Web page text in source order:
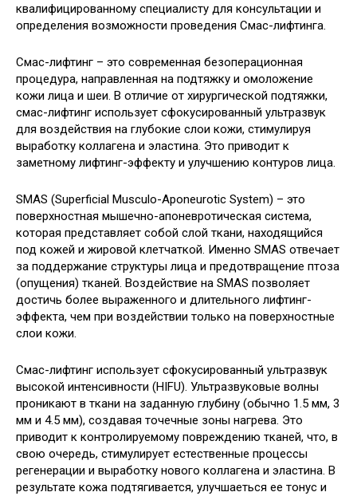
квалифицированному специалисту для консультации и
определения возможности проведения Смас-лифтинга.
Смас-лифтинг – это современная безоперационная
процедура, направленная на подтяжку и омоложение
кожи лица и шеи. В отличие от хирургической подтяжки,
смас-лифтинг использует сфокусированный ультразвук
для воздействия на глубокие слои кожи, стимулируя
выработку коллагена и эластина. Это приводит к
заметному лифтинг-эффекту и улучшению контуров лица.
SMAS (Superficial Musculo-Aponeurotic System) – это
поверхностная мышечно-апоневротическая система,
которая представляет собой слой ткани, находящийся
под кожей и жировой клетчаткой. Именно SMAS отвечает
за поддержание структуры лица и предотвращение птоза
(опущения) тканей. Воздействие на SMAS позволяет
достичь более выраженного и длительного лифтинг-
эффекта, чем при воздействии только на поверхностные
слои кожи.
Смас-лифтинг использует сфокусированный ультразвук
высокой интенсивности (HIFU). Ультразвуковые волны
проникают в ткани на заданную глубину (обычно 1.5 мм, 3
мм и 4.5 мм), создавая точечные зоны нагрева. Это
приводит к контролируемому повреждению тканей, что, в
свою очередь, стимулирует естественные процессы
регенерации и выработку нового коллагена и эластина. В
результате кожа подтягивается, улучшаеться ее тонус и